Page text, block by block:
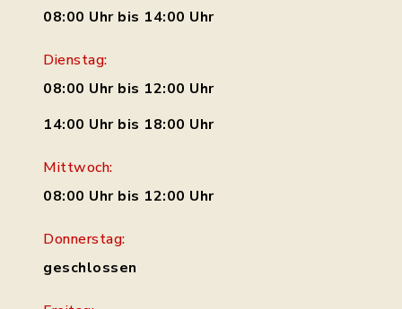
08:00 Uhr bis 14:00 Uhr
Dienstag:
08:00 Uhr bis 12:00 Uhr
14:00 Uhr bis 18:00 Uhr
Mittwoch:
08:00 Uhr bis 12:00 Uhr
Donnerstag:
geschlossen